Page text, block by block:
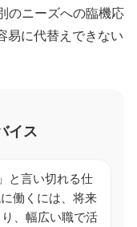
のニーズへの臨機応
易に代替えできない
イス
と言い切れる仕
働くには、将来
、幅広い職で活